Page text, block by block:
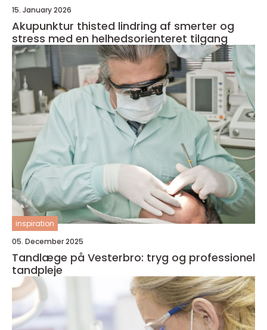
15. January 2026
Akupunktur thisted lindring af smerter og
stress med en helhedsorienteret tilgang
inspiration
05. December 2025
Tandlæge på Vesterbro: tryg og professionel
tandpleje